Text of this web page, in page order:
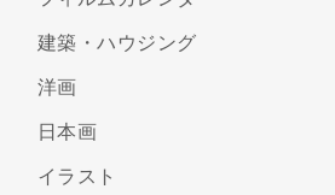
建築・ハウジング
洋画
日本画
イラスト